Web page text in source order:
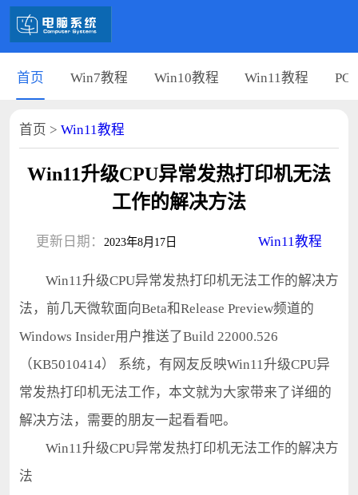
首页 Win7教程 Win10教程 Win11教程 PC
首页 > Win11教程
Win11升级CPU异常发热打印机无法
工作的解决方法
更新日期： 2023年8月17日 Win11教程
Win11升级CPU异常发热打印机无法工作的解决方
法，前几天微软面向Beta和Release Preview频道的
Windows Insider用户推送了Build 22000.526
（KB5010414） 系统，有网友反映Win11升级CPU异
常发热打印机无法工作，本文就为大家带来了详细的
解决方法，需要的朋友一起看看吧。
Win11升级CPU异常发热打印机无法工作的解决方
法